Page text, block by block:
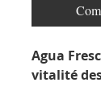
Agua
vitalité